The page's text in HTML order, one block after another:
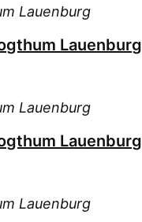
Lauenburg
Lauenburg
Lauenburg
Lauenburg
Lauenburg